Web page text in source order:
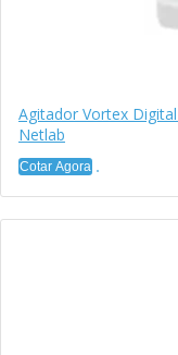
Agitador Vortex
Netlab
Cotar Agora